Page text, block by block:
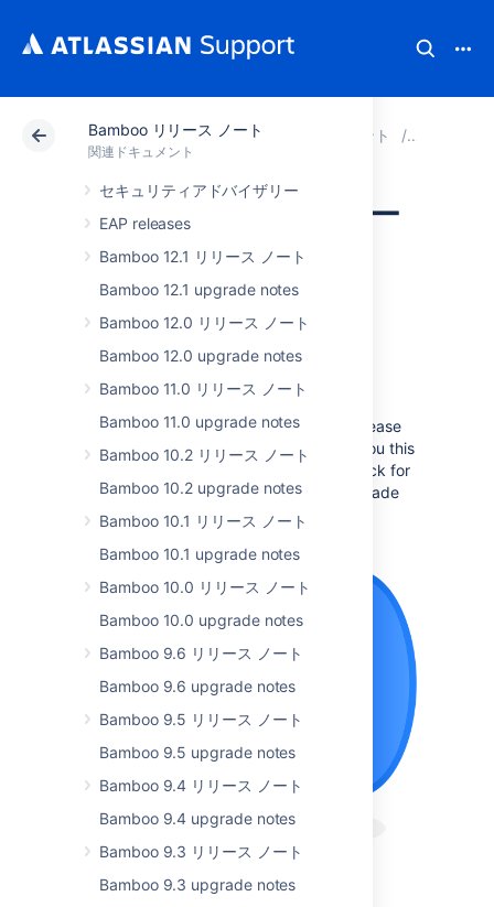
Bamboo リリース ノート
関連ドキュメント
セキュリティアドバイザリー
EAP releases
Bamboo 12.1 リリース ノート
Bamboo 12.1 upgrade notes
Bamboo 12.0 リリース ノート
Bamboo 12.0 upgrade notes
Bamboo 11.0 リリース ノート
Bamboo 11.0 upgrade notes
Bamboo 10.2 リリース ノート
Bamboo 10.2 upgrade notes
Bamboo 10.1 リリース ノート
Bamboo 10.1 upgrade notes
Bamboo 10.0 リリース ノート
Bamboo 10.0 upgrade notes
Bamboo 9.6 リリース ノート
Bamboo 9.6 upgrade notes
Bamboo 9.5 リリース ノート
Bamboo 9.5 upgrade notes
Bamboo 9.4 リリース ノート
Bamboo 9.4 upgrade notes
Bamboo 9.3 リリース ノート
Bamboo 9.3 upgrade notes
アトラシアン サポート 関連ドキュメント
Bamboo 6.7 リリー
ス ノート
2018 年 10 月
We’re proud to presentBamboo 6.7
Take some time and read through the release
notes to learn what we've prepared for you this
to check for
any breaking changes if you plan to upgrade
and don’t forget to check out the
最新バージョンを入手